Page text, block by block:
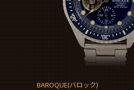
BAROQUE(バロック)